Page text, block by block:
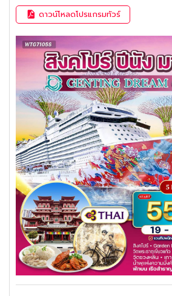
ดาวน์โหลดโปรแกรมทัวร์